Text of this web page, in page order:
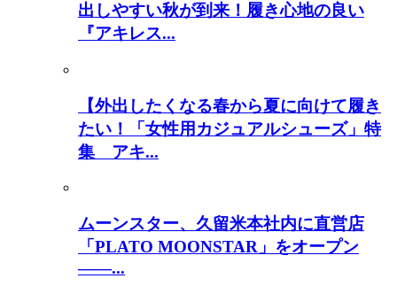
出しやすい秋が到来！履き心地の良い
『アキレス...
【外出したくなる春から夏に向けて履き
たい！「女性用カジュアルシューズ」特
集 アキ...
ムーンスター、久留米本社内に直営店
「PLATO MOONSTAR」をオープン
――...